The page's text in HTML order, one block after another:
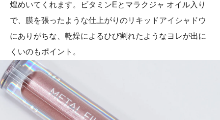
煌めいてくれます。ビタミンEとマラクジャ オイル入り
で、膜を張ったような仕上がりのリキッドアイシャドウ
にありがちな、乾燥によるひび割れたようなヨレが出に
くいのもポイント。